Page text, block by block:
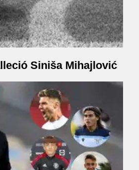
Siniša Mihajlović